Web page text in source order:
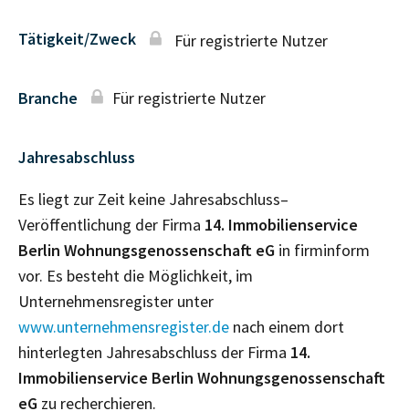
Tätigkeit/Zweck Für registrierte Nutzer
Branche Für registrierte Nutzer
Jahresabschluss
Es liegt zur Zeit keine Jahresabschluss–
Veröffentlichung der Firma 14. Immobilienservice
Berlin Wohnungsgenossenschaft eG in firminform
vor. Es besteht die Möglichkeit, im
Unternehmensregister unter
www.unternehmensregister.de nach einem dort
hinterlegten Jahresabschluss der Firma 14.
Immobilienservice Berlin Wohnungsgenossenschaft
eG zu recherchieren.